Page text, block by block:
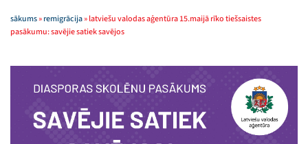
sākums»remigrācija»latviešu valodas aģentūra 15.maijā rīko tiešsaistes
pasākumu: savējie satiek savējos